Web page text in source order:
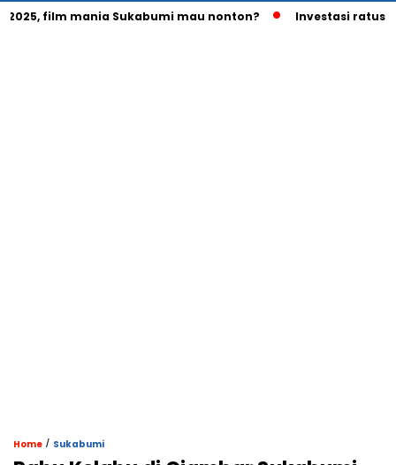
film mania Sukabumi mau nonton? Investasi ratusan
Home / Sukabumi